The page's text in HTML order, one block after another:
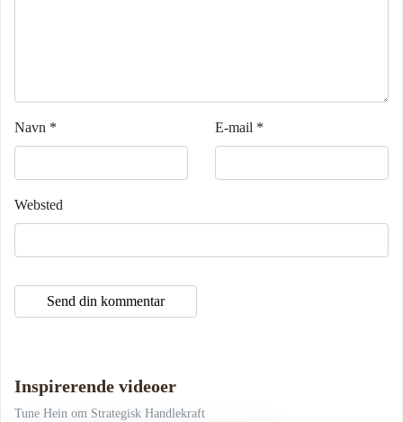
Navn * E-mail *
Websted
Inspirerende videoer
Tune Hein om Strategisk Handlekraft